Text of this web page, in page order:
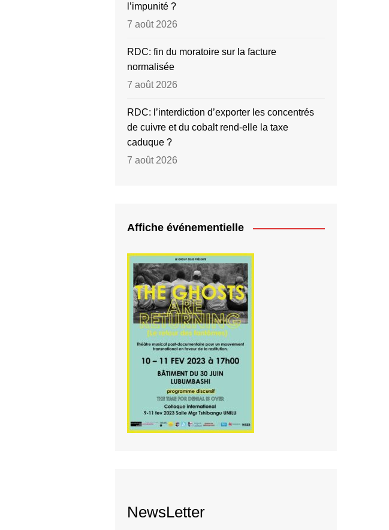
l’impunité ?
7 août 2026
RDC: fin du moratoire sur la facture
normalisée
7 août 2026
RDC: l’interdiction d’exporter les concentrés
de cuivre et du cobalt rend-elle la taxe
caduque ?
7 août 2026
Affiche événementielle
NewsLetter